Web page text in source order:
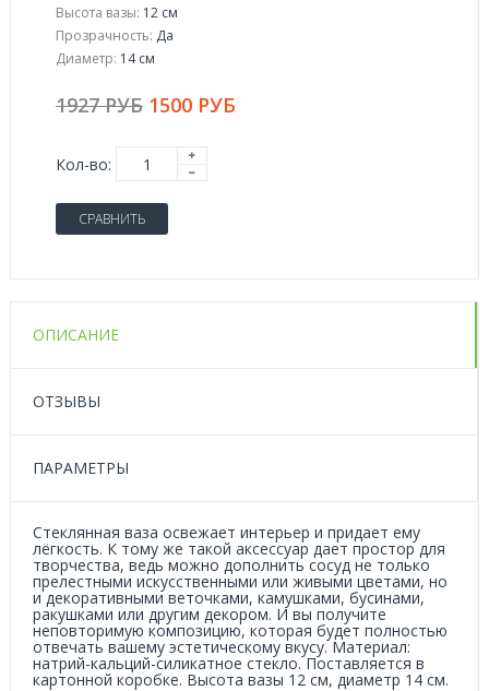
Высота вазы: 12 см
Прозрачность: Да
Диаметр: 14 см
1927 РУБ 1500 РУБ
Кол-во:
СРАВНИТЬ
ОПИСАНИЕ
ОТЗЫВЫ
ПАРАМЕТРЫ
Стеклянная ваза освежает интерьер и придает ему
лёгкость. К тому же такой аксессуар дает простор для
творчества, ведь можно дополнить сосуд не только
прелестными искусственными или живыми цветами, но
и декоративными веточками, камушками, бусинами,
ракушками или другим декором. И вы получите
неповторимую композицию, которая будет полностью
отвечать вашему эстетическому вкусу. Материал:
натрий-кальций-силикатное стекло. Поставляется в
картонной коробке. Высота вазы 12 см, диаметр 14 см.